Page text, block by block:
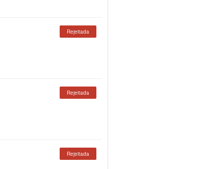
Rejeitada
Rejeitada
Rejeitada